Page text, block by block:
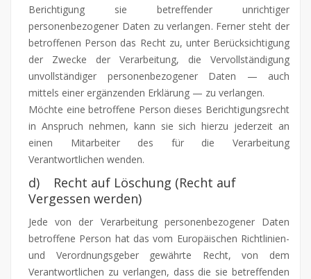
Berichtigung sie betreffender unrichtiger
personenbezogener Daten zu verlangen. Ferner steht der
betroffenen Person das Recht zu, unter Berücksichtigung
der Zwecke der Verarbeitung, die Vervollständigung
unvollständiger personenbezogener Daten — auch
mittels einer ergänzenden Erklärung — zu verlangen.
Möchte eine betroffene Person dieses Berichtigungsrecht
in Anspruch nehmen, kann sie sich hierzu jederzeit an
einen Mitarbeiter des für die Verarbeitung
Verantwortlichen wenden.
d) Recht auf Löschung (Recht auf
Vergessen werden)
Jede von der Verarbeitung personenbezogener Daten
betroffene Person hat das vom Europäischen Richtlinien-
und Verordnungsgeber gewährte Recht, von dem
Verantwortlichen zu verlangen, dass die sie betreffenden